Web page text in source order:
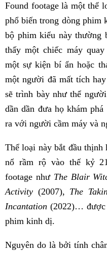
Found footage là một thể
phổ biến trong dòng phim
bộ phim kiểu này thường
thấy một chiếc máy
một sự kiện bí ẩn hoặc
một người đã mất tích
sẽ trình bày như thể
dần dần đưa họ khám
ra với người cầm máy và
Thể loại này bắt đầu
nổ rầm rộ vào thế kỷ
footage như The Blair
Activity (2007), The
Incantation (2022)… được
phim kinh dị.
Nguyên do là bởi tính